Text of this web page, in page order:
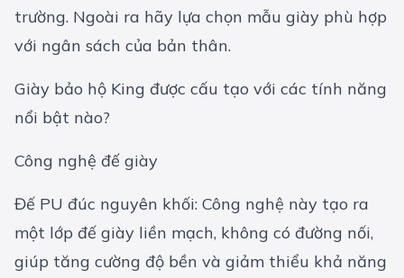
trường. Ngoài ra hãy lựa chọn mẫu giày phù hợp
với ngân sách của bản thân.
Giày bảo hộ King được cấu tạo với các tính năng
nổi bật nào?
Công nghệ đế giày
Đế PU đúc nguyên khối: Công nghệ này tạo ra
một lớp đế giày liền mạch, không có đường nối,
giúp tăng cường độ bền và giảm thiểu khả năng